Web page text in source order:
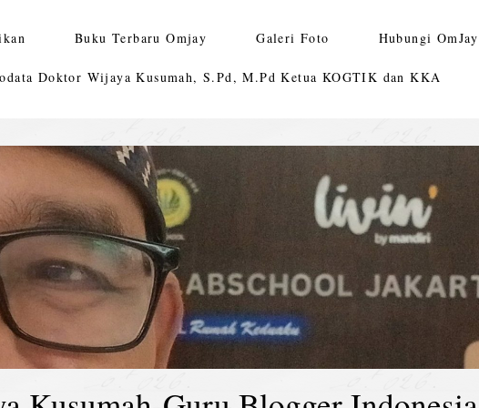
Buku Terbaru Omjay Galeri Foto Hubungi OmJay
Doktor Wijaya Kusumah, S.Pd, M.Pd Ketua KOGTIK dan KKA